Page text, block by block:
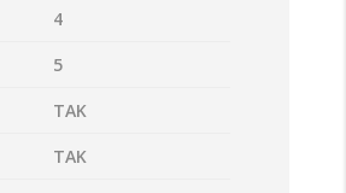
4
5
TAK
TAK